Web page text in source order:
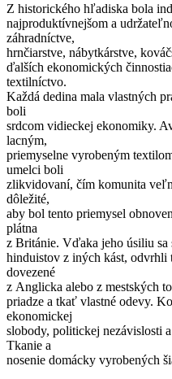
Z historického hľadiska bola
najproduktívnejšom a
záhradníctve,
hrnčiarstve, nábytkárstve,
ďalších ekonomických
textilníctvo.
Každá dedina mala vlastných
boli
srdcom vidieckej ekonomiky.
lacným,
priemyselne vyrobeným
umelci boli
zlikvidovaní, čím komunita
dôležité,
aby bol tento priemysel
plátna
z Británie. Vďaka jeho úsiliu
hinduistov z iných kást, odvrhli
dovezené
z Anglicka alebo z mestských
priadze a tkať vlastné odevy.
ekonomickej
slobody, politickej nezávislosti
Tkanie a
nosenie domácky vyrobených